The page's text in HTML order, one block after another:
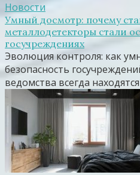
Новости
Умный досмотр: почему
металлодетекторы стали
госучреждениях
Эволюция контроля: как
безопасность
ведомства всегда